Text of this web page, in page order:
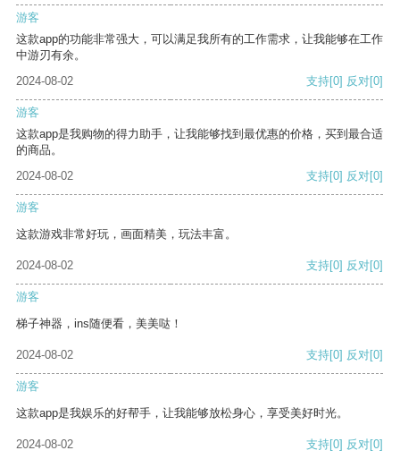
游客
这款app的功能非常强大，可以满足我所有的工作需求，让我能够在工作
中游刃有余。
2024-08-02
支持[0] 反对[0]
游客
这款app是我购物的得力助手，让我能够找到最优惠的价格，买到最合适
的商品。
2024-08-02
支持[0] 反对[0]
游客
这款游戏非常好玩，画面精美，玩法丰富。
2024-08-02 支持[0] 反对[0]
游客
梯子神器，ins随便看，美美哒！
2024-08-02 支持[0] 反对[0]
游客
这款app是我娱乐的好帮手，让我能够放松身心，享受美好时光。
2024-08-02 支持[0] 反对[0]